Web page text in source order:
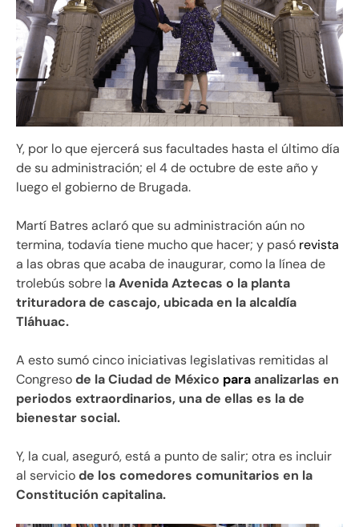
Y, por lo que ejercerá sus facultades hasta el último día
de su administración; el 4 de octubre de este año y
luego el gobierno de Brugada.
Martí Batres aclaró que su administración aún no
termina, todavía tiene mucho que hacer; y pasó revista
a las obras que acaba de inaugurar, como la línea de
trolebús sobre la Avenida Aztecas o la planta
trituradora de cascajo, ubicada en la alcaldía
Tláhuac.
A esto sumó cinco iniciativas legislativas remitidas al
Congresode la Ciudad de México paraanalizarlas en
periodos extraordinarios, una de ellas es la de
bienestar social.
Y, la cual, aseguró, está a punto de salir; otra es incluir
al serviciode los comedores comunitarios en la
Constitución capitalina.